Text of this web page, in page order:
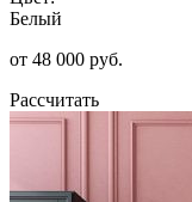
Белый
от 48 000 руб.
Рассчитать